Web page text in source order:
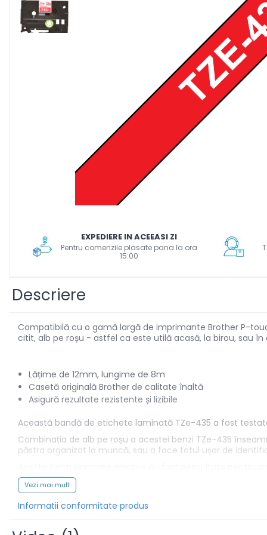
Scanere format mare
Consumabile
Consumabile echipamente de
Benzi Brother P-Touch
Echipamente de etichetare &
coduri de bare
imprimante etichete
Cititoare coduri de bare
Papetărie / Birotică
Accesorii pentru birou
Tuș Ștampile / Tușiere / Indigo
Adezivi
Benzi Adezive / Dispensere
Rigle
Suport Accesorii Birou
Coșuri de Birou
Ace / Pioneze
Agrafe / Clipsuri
Capsatoare / Decapsatoare
Capse
EXPEDIERE IN ACEEASI ZI
Pentru comenzile plasate pana la ora
15:00
Descriere
Compatibilă cu o gamă largă de imprimante Brother P-
citit, alb pe roșu - astfel ca este utilă acasă, la birou, sau în
Lățime de 12mm, lungime de 8m
Casetă originală Brother de calitate înaltă
Asigură rezultate rezistente și lizibile
Această bandă de etichete laminată TZe-435 a fost
Combinația de alb pe roșu a acestei benzi TZe-435
păstra organizat la muncă, sau a face totul ușor de
ce le face potrivite pentru utilizarea în interior sau exterior.
Înlocuirea casetei cu bandă P-touch este ușoară și
Vezi mai mult
Informatii conformitate produs